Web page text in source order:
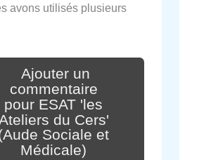
avons utilisés plusieurs
Ajouter un
commentaire
pour ESAT 'les
du Cers'
Sociale et
Médicale)